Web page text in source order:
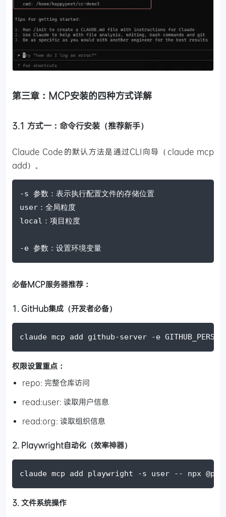
第三章：MCP安装的四种方式详解
3.1 方式一：命令行安装（推荐新手）
Claude Code的默认方法是通过CLI向导（claude mcp
add）。
-s 参数：表示执行配置文件的存储位置
user：全局粒度
local：项目粒度
-e 参数：设置环境变量
必备MCP服务器推荐：
1. GitHub集成（开发者必备）
claude mcp add github-server -e
权限设置重点：
repo: 完整仓库访问
read:user: 读取用户信息
read:org: 读取组织信息
2. Playwright自动化（效率神器）
claude mcp add playwright -s user -- npx
3. 文件系统操作